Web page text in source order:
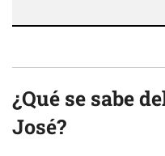
¿Qué se sabe
José?